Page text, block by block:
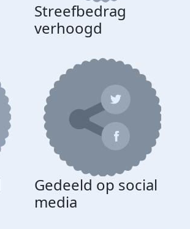
Streefbedrag
verhoogd
Gedeeld op social
media